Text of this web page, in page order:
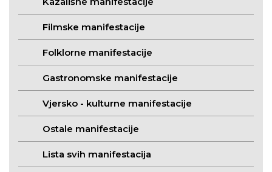
Filmske manifestacije
Folklorne manifestacije
Gastronomske manifestacije
Vjersko - kulturne manifestacije
Ostale manifestacije
Lista svih manifestacija